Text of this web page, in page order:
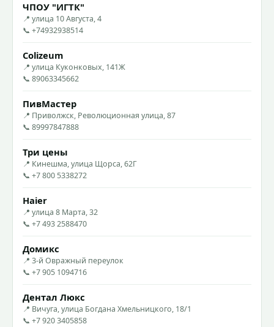
ЧПОУ "ИГТК"
📍 улица 10 Августа, 4
📞 +74932938514
Colizeum
📍 улица Куконковых, 141Ж
📞 89063345662
ПивМастер
📍 Приволжск, Революционная улица, 87
📞 89997847888
Три цены
📍 Кинешма, улица Щорса, 62Г
📞 +7 800 5338272
Haier
📍 улица 8 Марта, 32
📞 +7 493 2588470
Домикс
📍 3-й Овражный переулок
📞 +7 905 1094716
Дентал Люкс
📍 Вичуга, улица Богдана Хмельницкого, 18/1
📞 +7 920 3405858